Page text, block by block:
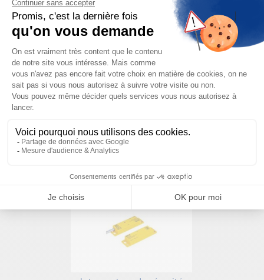
Nous sommes à votre disposition pour définir
votre projet
NOUS CONTACTER